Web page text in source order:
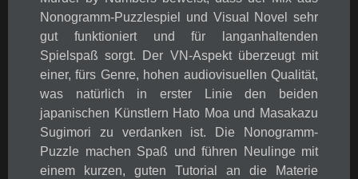
Nonogramm-Puzzlespiel und Visual Novel sehr
gut funktioniert und für langanhaltenden
Spielspaß sorgt. Der VN-Aspekt überzeugt mit
einer, fürs Genre, hohen audiovisuellen Qualität,
was natürlich in erster Linie den beiden
japanischen Künstlern Hato Moa und Masakazu
Sugimori zu verdanken ist. Die Nonogramm-
Puzzle machen Spaß und führen Neulinge mit
einem kurzen, guten Tutorial an die Materie